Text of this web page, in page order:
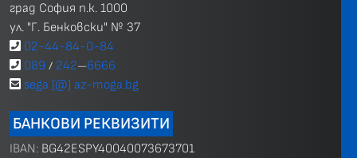
град София п.к. 1000
ул. "Г. Бенковски" № 37
02-44-84-0-84
089 / 242—6666
sega [@] az-moga.bg
БАНКОВИ РЕКВИЗИТИ
IBAN: BG42ESPY40040073673701